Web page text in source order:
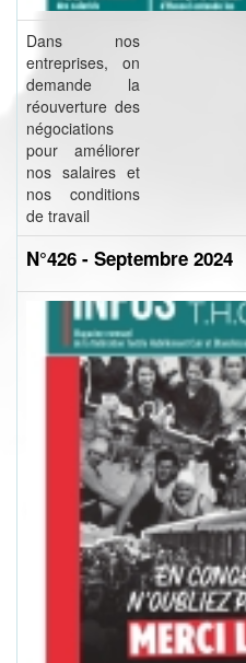
Dans nos
entreprises, on
demande la
réouverture des
négociations
pour améliorer
nos salaires et
nos conditions
de travail
N°426 - Septembre 2024